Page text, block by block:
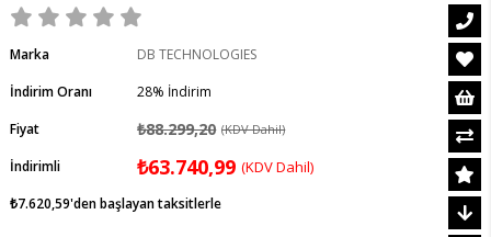
Marka
DB TECHNOLOGIES
İndirim Oranı
%
28
İndirim
Fiyat
₺88.299,20 (KDV Dahil)
İndirimli ₺63.740,99 (KDV Dahil)
₺7.620,59'den başlayan taksitlerle